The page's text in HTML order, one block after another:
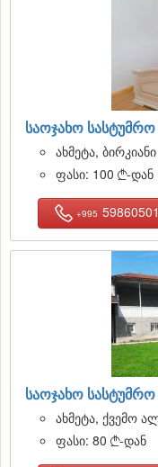
საოჯახო სასტუმრო
ახმეტა,
ფასი: 100 -დან
+995
საოჯახო
ახმეტა, ქვემო
ფასი: 80 -დან